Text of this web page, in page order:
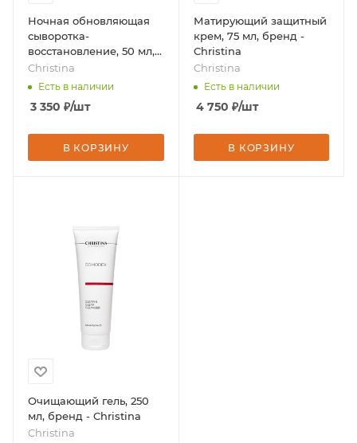
Ночная обновляющая
сыворотка-
восстановление, 50 мл,
бренд - Christina
Christina
Есть в наличии
3 350 ₽/шт
В КОРЗИНУ
Матирующий защитный
крем, 75 мл, бренд -
Christina
Christina
Есть в наличии
4 750 ₽/шт
В КОРЗИНУ
Очищающий гель, 250
мл, бренд - Christina
Christina